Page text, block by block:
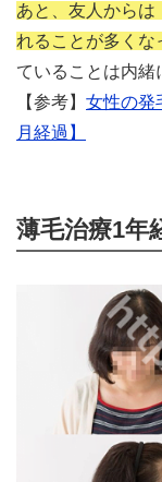
あと、友人からは
れることが多くな
ていることは内緒
【参考】 女性の発
月経過】
薄毛治療1年